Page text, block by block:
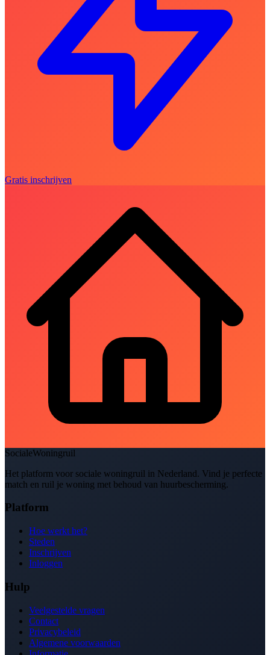
Gratis inschrijven
SocialeWoningruil
Het platform voor sociale woningruil in Nederland. Vind je perfecte
match en ruil je woning met behoud van huurbescherming.
Platform
Hoe werkt het?
Steden
Inschrijven
Inloggen
Hulp
Veelgestelde vragen
Contact
Privacybeleid
Algemene voorwaarden